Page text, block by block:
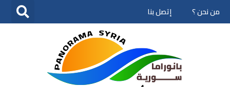
تخطى
من نحن ؟ إتصل بنا